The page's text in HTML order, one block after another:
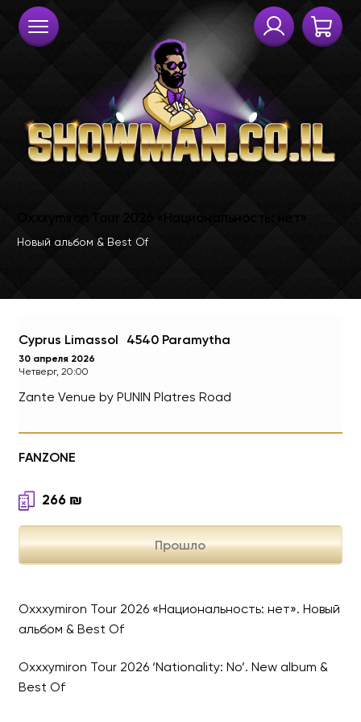
Oxxxymiron Tour 2026
Новый альбом & Best Of
Cyprus Limassol 4540 Paramytha
30 апреля 2026
Четверг, 20:00
Zante Venue by PUNIN Platres Road
FANZONE
266 ₪
Прошло
Oxxxymiron Tour 2026 «Национальность: нет». Новый
альбом & Best Of
Oxxxymiron Tour 2026 ‘Nationality: No’. New album &
Best Of